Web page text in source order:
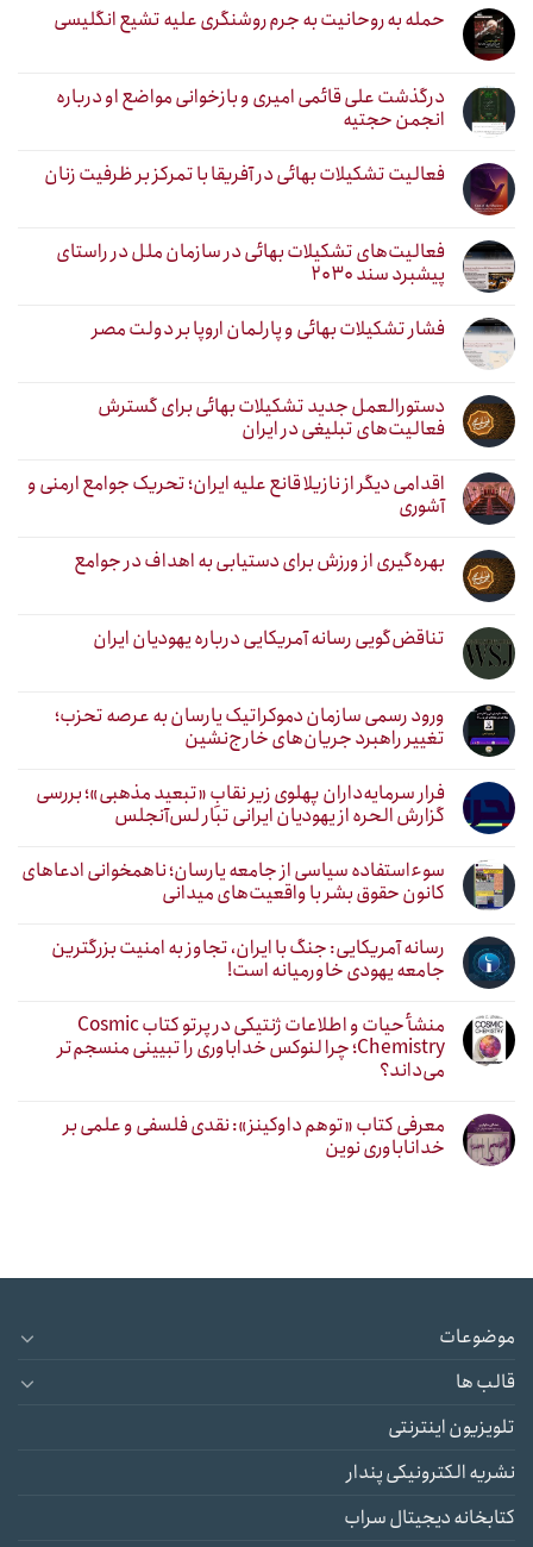
حمله به روحانیت به جرم روشنگری علیه تشیع انگلیسی
درگذشت علی قائمی امیری و بازخوانی مواضع او درباره
انجمن حجتیه
فعالیت تشکیلات بهائی در آفریقا با تمرکز بر ظرفیت زنان
فعالیت‌های تشکیلات بهائی در سازمان ملل در راستای
پیشبرد سند ۲۰۳۰
فشار تشکیلات بهائی و پارلمان اروپا بر دولت مصر
دستورالعمل جدید تشکیلات بهائی برای گسترش
فعالیت‌های تبلیغی در ایران
اقدامی دیگر از نازیلا قانع علیه ایران؛ تحریک جوامع ارمنی و
آشوری
بهره‌گیری از ورزش برای دستیابی به اهداف در جوامع
تناقض‌گویی رسانه آمریکایی درباره یهودیان ایران
ورود رسمی سازمان دموکراتیک یارسان به عرصه تحزب؛
تغییر راهبرد جریان‌های خارج‌نشین
فرار سرمایه‌داران پهلوی زیر نقابِ «تبعید مذهبی»؛ بررسی
گزارش الحره از یهودیان ایرانی تبار لس‌آنجلس
سوءاستفاده سیاسی از جامعه یارسان؛ ناهمخوانی ادعاهای
کانون حقوق بشر با واقعیت‌های میدانی
رسانه آمریکایی: جنگ با ایران، تجاوز به امنیت بزرگترین
جامعه یهودی خاورمیانه است!
منشأ حیات و اطلاعات ژنتیکی در پرتو کتاب Cosmic
Chemistry؛ چرا لنوکس خداباوری را تبیینی منسجم‌تر
می‌داند؟
معرفی کتاب «توهم داوکینز»: نقدی فلسفی و علمی بر
خداناباوری نوین
موضوعات
قالب ها
تلویزیون اینترنتی
نشریه الکترونیکی پندار
کتابخانه دیجیتال سراب